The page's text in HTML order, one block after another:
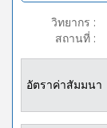
วิทยากร :
สถานที่ :
อัตราค่าสัมมนา